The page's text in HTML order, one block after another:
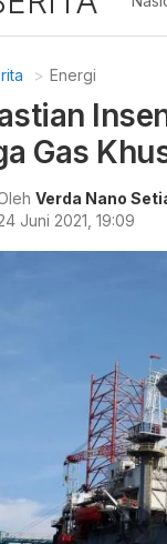
Energi
Gas
Verda Nano
Juni 2021, 19:09